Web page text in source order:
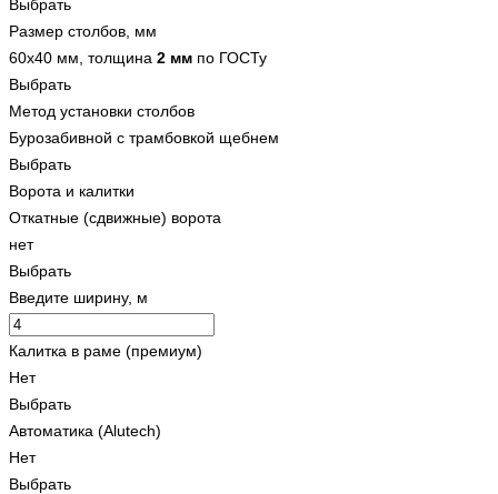
Выбрать
Размер столбов, мм
60x40 мм, толщина 2 мм по ГОСТу
Выбрать
Метод установки столбов
Бурозабивной с трамбовкой щебнем
Выбрать
Ворота и калитки
Откатные (сдвижные) ворота
нет
Выбрать
Введите ширину, м
Калитка в раме (премиум)
Нет
Выбрать
Автоматика (Alutech)
Нет
Выбрать